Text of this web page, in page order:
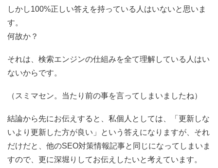
しかし100%正しい答えを持っている人はいないと思いま
す。
何故か？
それは、検索エンジンの仕組みを全て理解している人はい
ないからです。
（スミマセン。当たり前の事を言ってしまいましたね）
結論から先にお伝えすると、私個人としては、「更新しな
いより更新した方が良い」という答えになりますが、それ
だけだと、他のSEO対策情報記事と同じになってしまいま
すので、更に深堀りしてお伝えしたいと考えています。